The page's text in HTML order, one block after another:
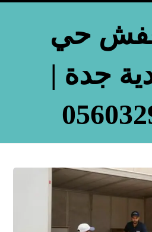
حي
جدة |